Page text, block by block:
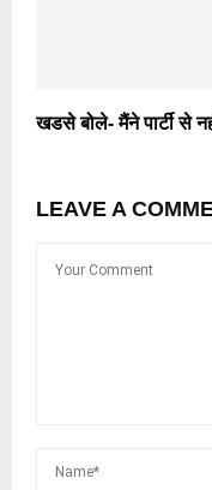
खडसे बोले- मैंने पार्टी से
LEAVE A